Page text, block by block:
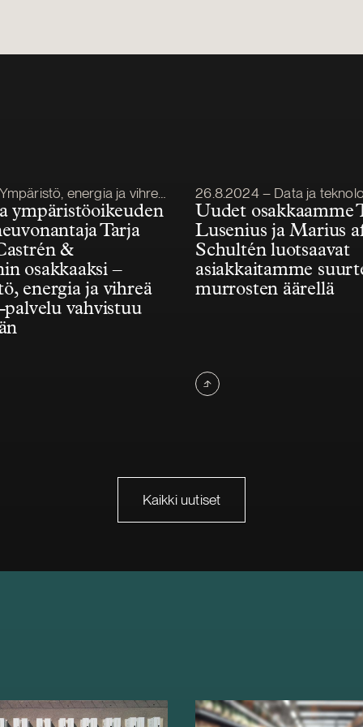
energia ja vihreä siirtymä
ympäristöoikeuden
Tarja
&
osakkaaksi –
energia ja vihreä
vahvistuu
Julkaistu
26.8.2024 – Data ja
Uudet osakkaamme
Lusenius ja Marius
Schultén luotsaavat
asiakkaitamme
murrosten äärellä
Kaikki uutiset